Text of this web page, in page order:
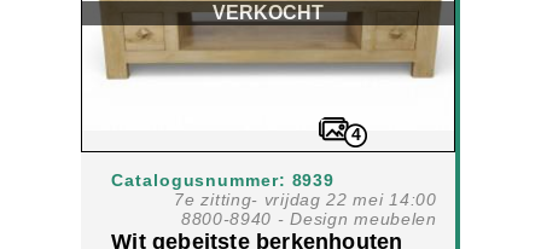
VERKOCHT
4
Catalogusnummer: 8939
7e zitting- vrijdag 22 mei 14:00
8800-8940 - Design meubelen
Wit gebeitste berkenhouten